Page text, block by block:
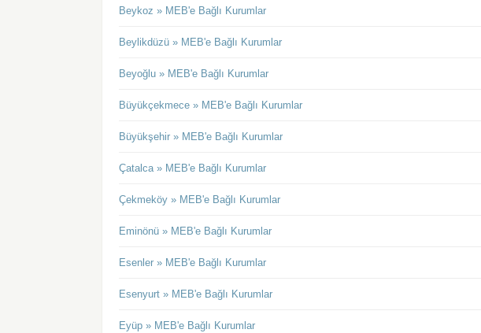
Beykoz » MEB'e Bağlı Kurumlar
Beylikdüzü » MEB'e Bağlı Kurumlar
Beyoğlu » MEB'e Bağlı Kurumlar
Büyükçekmece » MEB'e Bağlı Kurumlar
Büyükşehir » MEB'e Bağlı Kurumlar
Çatalca » MEB'e Bağlı Kurumlar
Çekmeköy » MEB'e Bağlı Kurumlar
Eminönü » MEB'e Bağlı Kurumlar
Esenler » MEB'e Bağlı Kurumlar
Esenyurt » MEB'e Bağlı Kurumlar
Eyüp » MEB'e Bağlı Kurumlar